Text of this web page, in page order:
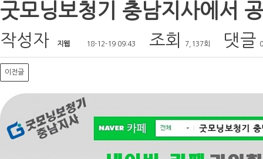
굿모닝보청기 충남지사에서
작성자 지웹 18-12-19 09:43 조회 7,137회 댓글
이전글